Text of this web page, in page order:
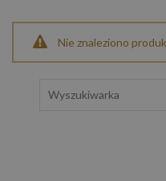
Nie znaleziono